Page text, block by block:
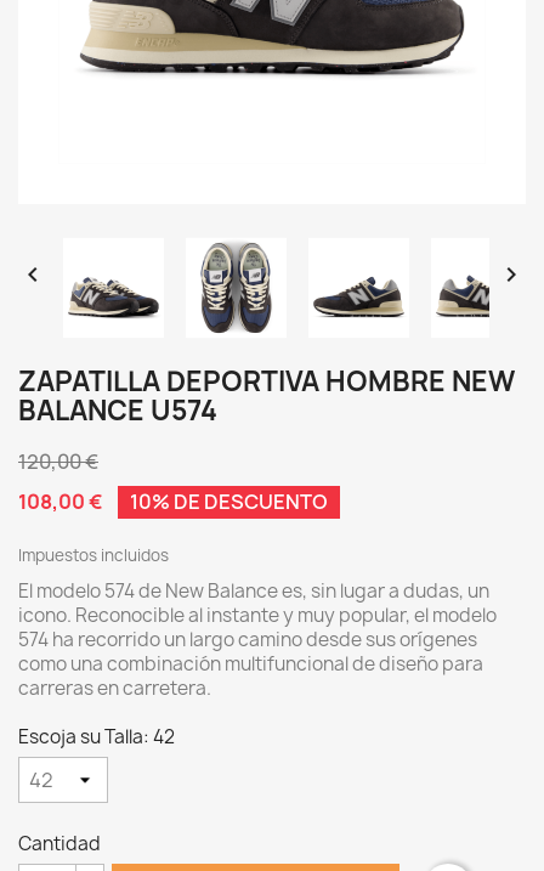
 
ZAPATILLA DEPORTIVA HOMBRE NEW
BALANCE U574
120,00 €
108,00 €
10% DE DESCUENTO
Impuestos incluidos
El modelo 574 de New Balance es, sin lugar a dudas, un
icono. Reconocible al instante y muy popular, el modelo
574 ha recorrido un largo camino desde sus orígenes
como una combinación multifuncional de diseño para
carreras en carretera.
Escoja su Talla: 42
Cantidad